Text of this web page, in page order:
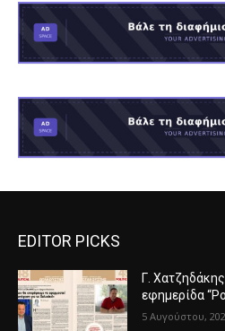
EDITOR PICKS
Γ.
εφημερίδα
5 Αυγούστου,